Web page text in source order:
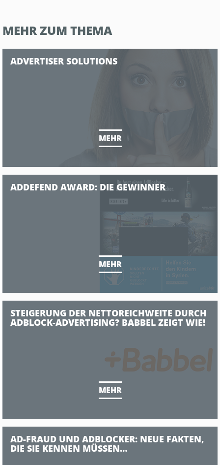
MEHR ZUM THEMA
ADVERTISER SOLUTIONS
MEHR
ADDEFEND AWARD: DIE GEWINNER
MEHR
STEIGERUNG DER NETTOREICHWEITE DURCH
ADBLOCK-ADVERTISING? BABBEL ZEIGT WIE!
MEHR
AD-FRAUD UND ADBLOCKER: NEUE FAKTEN,
DIE SIE KENNEN MÜSSEN…